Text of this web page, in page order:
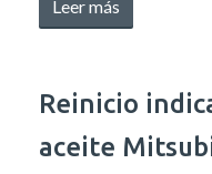
Leer más
del
de
de
Reinicio
aceite